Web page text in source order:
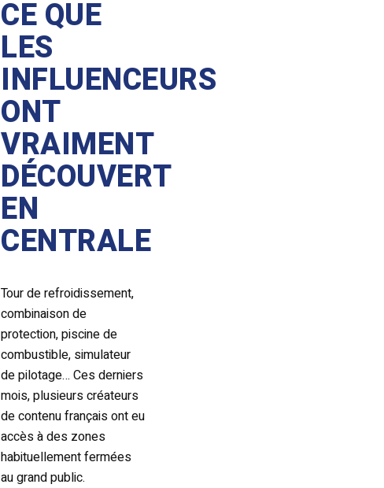
CE QUE
LES
INFLUENCEURS
ONT
VRAIMENT
DÉCOUVERT
EN
CENTRALE
Tour de refroidissement,
combinaison de
protection, piscine de
combustible, simulateur
de pilotage… Ces derniers
mois, plusieurs créateurs
de contenu français ont eu
accès à des zones
habituellement fermées
au grand public.